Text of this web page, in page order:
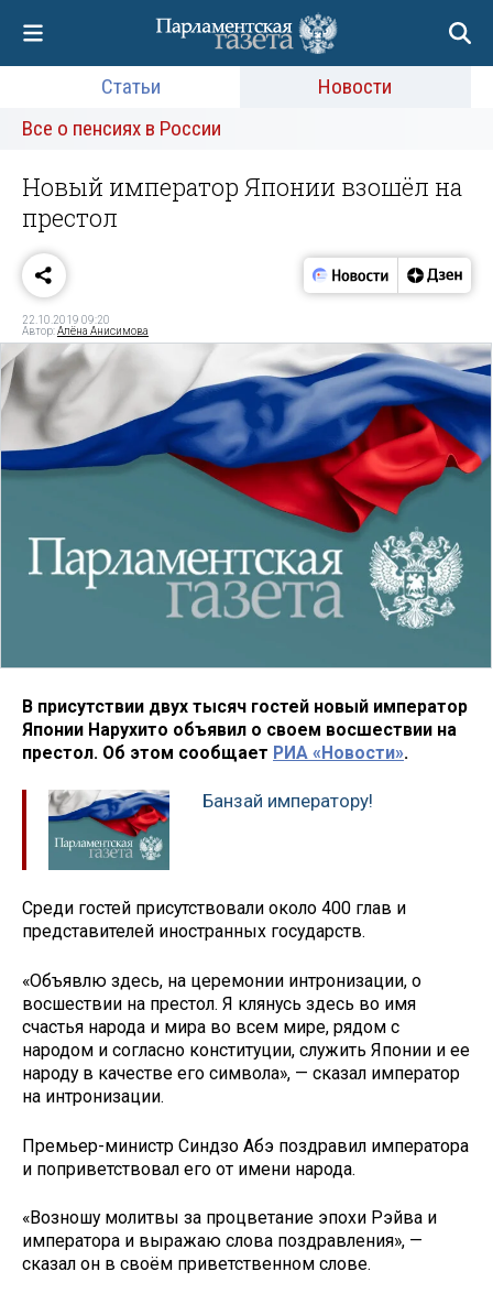
Статьи
Новости
Все о пенсиях в России
Новый император Японии взошёл на
престол
22.10.2019 09:20
Автор:Алёна Анисимова
В присутствии двух тысяч гостей новый император
Японии Нарухито объявил о своем восшествии на
престол. Об этом сообщает РИА «Новости».
Банзай императору!
Среди гостей присутствовали около 400 глав и
представителей иностранных государств.
«Объявлю здесь, на церемонии интронизации, о
восшествии на престол. Я клянусь здесь во имя
счастья народа и мира во всем мире, рядом с
народом и согласно конституции, служить Японии и ее
народу в качестве его символа», — сказал император
на интронизации.
Премьер-министр Синдзо Абэ поздравил императора
и поприветствовал его от имени народа.
«Возношу молитвы за процветание эпохи Рэйва и
императора и выражаю слова поздравления», —
сказал он в своём приветственном слове.